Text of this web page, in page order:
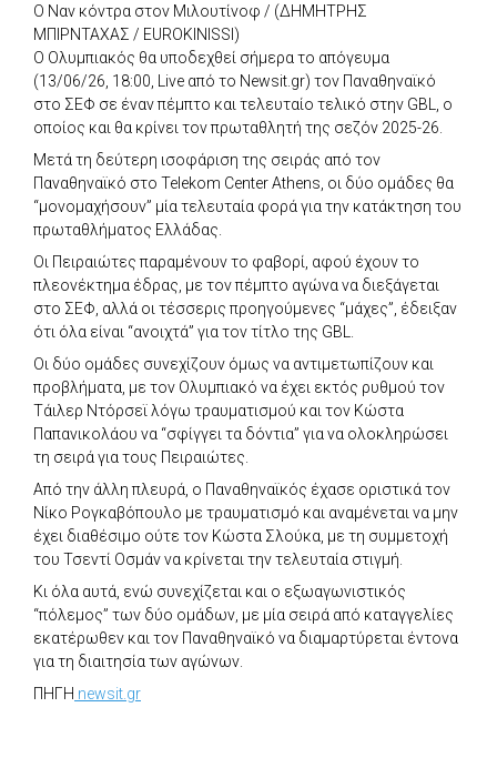
Ο Ναν κόντρα στον Μιλουτίνοφ / (ΔΗΜΗΤΡΗΣ
ΜΠΙΡΝΤΑΧΑΣ / EUROKINISSI)
Ο Ολυμπιακός θα υποδεχθεί σήμερα το απόγευμα
(13/06/26, 18:00, Live από το Newsit.gr) τον Παναθηναϊκό
στο ΣΕΦ σε έναν πέμπτο και τελευταίο τελικό στην GBL, ο
οποίος και θα κρίνει τον πρωταθλητή της σεζόν 2025-26.
Μετά τη δεύτερη ισοφάριση της σειράς από τον
Παναθηναϊκό στο Telekom Center Athens, οι δύο ομάδες θα
“μονομαχήσουν” μία τελευταία φορά για την κατάκτηση του
πρωταθλήματος Ελλάδας.
Οι Πειραιώτες παραμένουν το φαβορί, αφού έχουν το
πλεονέκτημα έδρας, με τον πέμπτο αγώνα να διεξάγεται
στο ΣΕΦ, αλλά οι τέσσερις προηγούμενες “μάχες”, έδειξαν
ότι όλα είναι “ανοιχτά” για τον τίτλο της GBL.
Οι δύο ομάδες συνεχίζουν όμως να αντιμετωπίζουν και
προβλήματα, με τον Ολυμπιακό να έχει εκτός ρυθμού τον
Τάιλερ Ντόρσεϊ λόγω τραυματισμού και τον Κώστα
Παπανικολάου να “σφίγγει τα δόντια” για να ολοκληρώσει
τη σειρά για τους Πειραιώτες.
Από την άλλη πλευρά, ο Παναθηναϊκός έχασε οριστικά τον
Νίκο Ρογκαβόπουλο με τραυματισμό και αναμένεται να μην
έχει διαθέσιμο ούτε τον Κώστα Σλούκα, με τη συμμετοχή
του Τσεντί Οσμάν να κρίνεται την τελευταία στιγμή.
Κι όλα αυτά, ενώ συνεχίζεται και ο εξωαγωνιστικός
“πόλεμος” των δύο ομάδων, με μία σειρά από καταγγελίες
εκατέρωθεν και τον Παναθηναϊκό να διαμαρτύρεται έντονα
για τη διαιτησία των αγώνων.
ΠΗΓΗ newsit.gr